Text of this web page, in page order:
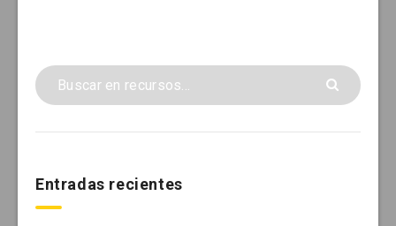
Entradas recientes